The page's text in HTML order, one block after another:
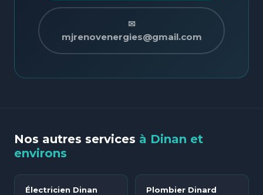
✉
mjrenovenergies@gmail.com
Nos autres services à Dinan et
environs
Électricien Dinan Plombier Dinard